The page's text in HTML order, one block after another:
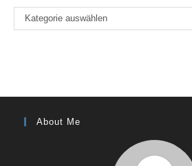
Kategorien
Kategorie auswählen
About Me